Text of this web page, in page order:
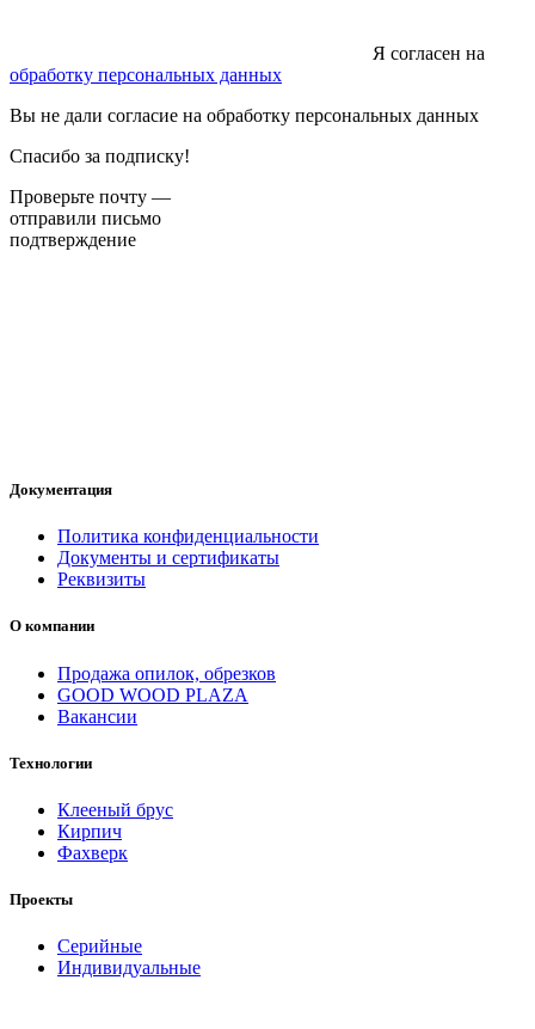
Я согласен на
обработку персональных данных
Вы не дали согласие на обработку персональных данных
Спасибо за подписку!
Проверьте почту —
отправили письмо
подтверждение
Документация
Политика конфиденциальности
Документы и сертификаты
Реквизиты
О компании
Продажа опилок, обрезков
GOOD WOOD PLAZA
Вакансии
Технологии
Клееный брус
Кирпич
Фахверк
Проекты
Серийные
Индивидуальные